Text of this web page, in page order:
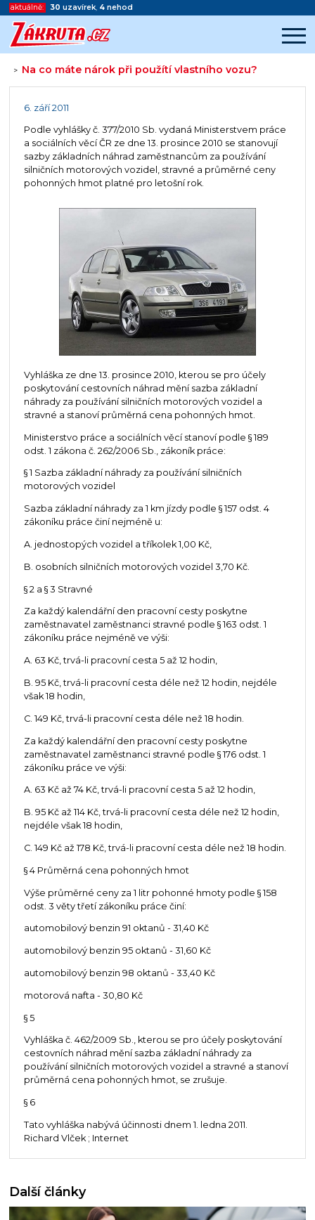
aktuálně: 30 uzavírek, 4 nehod
> Na co máte nárok při použítí vlastního vozu?
Začátek reklamy
6. září 2011
Podle vyhlášky č. 377/2010 Sb. vydaná Ministerstvem práce
a sociálních věcí ČR ze dne 13. prosince 2010 se stanovují
sazby základních náhrad zaměstnancům za používání
silničních motorových vozidel, stravné a průměrné ceny
pohonných hmot platné pro letošní rok.
Vyhláška ze dne 13. prosince 2010, kterou se pro účely
poskytování cestovních náhrad mění sazba základní
náhrady za používání silničních motorových vozidel a
stravné a stanoví průměrná cena pohonných hmot.
Ministerstvo práce a sociálních věcí stanoví podle § 189
odst. 1 zákona č. 262/2006 Sb., zákoník práce:
§ 1 Sazba základní náhrady za používání silničních
motorových vozidel
Sazba základní náhrady za 1 km jízdy podle § 157 odst. 4
zákoníku práce činí nejméně u:
A. jednostopých vozidel a tříkolek 1,00 Kč,
B. osobních silničních motorových vozidel 3,70 Kč.
§ 2 a § 3 Stravné
Za každý kalendářní den pracovní cesty poskytne
zaměstnavatel zaměstnanci stravné podle § 163 odst. 1
zákoníku práce nejméně ve výši:
A. 63 Kč, trvá-li pracovní cesta 5 až 12 hodin,
B. 95 Kč, trvá-li pracovní cesta déle než 12 hodin, nejdéle
však 18 hodin,
C. 149 Kč, trvá-li pracovní cesta déle než 18 hodin.
Za každý kalendářní den pracovní cesty poskytne
zaměstnavatel zaměstnanci stravné podle § 176 odst. 1
zákoníku práce ve výši:
A. 63 Kč až 74 Kč, trvá-li pracovní cesta 5 až 12 hodin,
B. 95 Kč až 114 Kč, trvá-li pracovní cesta déle než 12 hodin,
nejdéle však 18 hodin,
C. 149 Kč až 178 Kč, trvá-li pracovní cesta déle než 18 hodin.
§ 4 Průměrná cena pohonných hmot
Výše průměrné ceny za 1 litr pohonné hmoty podle § 158
odst. 3 věty třetí zákoníku práce činí:
automobilový benzin 91 oktanů - 31,40 Kč
automobilový benzin 95 oktanů - 31,60 Kč
automobilový benzin 98 oktanů - 33,40 Kč
motorová nafta - 30,80 Kč
§ 5
Vyhláška č. 462/2009 Sb., kterou se pro účely poskytování
cestovních náhrad mění sazba základní náhrady za
používání silničních motorových vozidel a stravné a stanoví
průměrná cena pohonných hmot, se zrušuje.
§ 6
Tato vyhláška nabývá účinnosti dnem 1. ledna 2011.
Richard Vlček ; Internet
Další články